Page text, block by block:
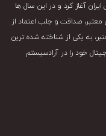
سال 1388 در بازار موبایل ایران آغاز کرد و در این سال ها
معتبر، صداقت و جلب اعتماد از
به یکی از شناخته شده ترین
خود را در آرادسیستم